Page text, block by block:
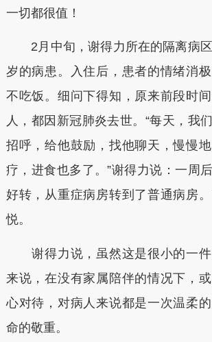
一切都很值！
2月中旬，谢得力所在的隔离病区
岁的病患。入住后，患者的情绪消
不吃饭。细问下得知，原来前段时
人，都因新冠肺炎去世。“每天，我
招呼，给他鼓励，找他聊天，慢慢
疗，进食也多了。”谢得力说：一周
好转，从重症病房转到了普通病房
悦。
谢得力说，虽然这是很小的一件
来说，在没有家属陪伴的情况下，
心对待，对病人来说都是一次温柔
命的敬重。